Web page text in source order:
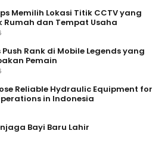
Memilih Lokasi Titik CCTV yang
Rumah dan Tempat Usaha
Rank di Mobile Legends yang
Pemain
Reliable Hydraulic Equipment for
in Indonesia
Bayi Baru Lahir